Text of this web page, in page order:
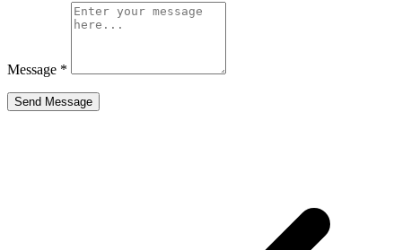
Message *
Send Message